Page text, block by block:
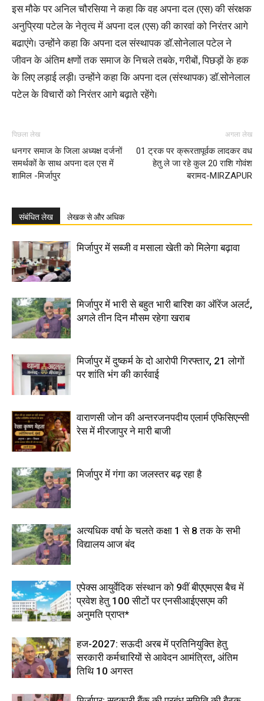
इस मौके पर अनिल चौरसिया ने कहा कि वह अपना दल (एस) की संरक्षक
अनुप्रिया पटेल के नेतृत्व में अपना दल (एस) की कारवां को निरंतर आगे
बढाएंगे। उन्होंने कहा कि अपना दल संस्थापक डॉ.सोनेलाल पटेल ने
जीवन के अंतिम क्षणों तक समाज के निचले तबके, गरीबों, पिछड़ों के हक
के लिए लड़ाई लड़ी। उन्होंने कहा कि अपना दल (संस्थापक) डॉ.सोनेलाल
पटेल के विचारों को निरंतर आगे बढ़ाते रहेंगे।
पिछला लेख
धनगर समाज के जिला अध्यक्ष दर्जनों
समर्थकों के साथ अपना दल एस में
शामिल -मिर्जापुर
अगला लेख
01 ट्रक पर क्रूरतापूर्वक लादकर वध
हेतु ले जा रहे कुल 20 राशि गोवंश
बरामद-MIRZAPUR
संबंधित लेख लेखक से और अधिक
मिर्जापुर में सब्जी व मसाला खेती को मिलेगा बढ़ावा
मिर्जापुर में भारी से बहुत भारी बारिश का ऑरेंज अलर्ट,
अगले तीन दिन मौसम रहेगा खराब
मिर्जापुर में दुष्कर्म के दो आरोपी गिरफ्तार, 21 लोगों
पर शांति भंग की कार्रवाई
वाराणसी जोन की अन्तरजनपदीय एलार्म एफिसिएन्सी
रेस में मीरजापुर ने मारी बाजी
मिर्जापुर में गंगा का जलस्तर बढ़ रहा है
अत्यधिक वर्षा के चलते कक्षा 1 से 8 तक के सभी
विद्यालय आज बंद
एपेक्स आयुर्वेदिक संस्थान को 9वीं बीएएमएस बैच में
प्रवेश हेतु 100 सीटों पर एनसीआईएसएम की
अनुमति प्राप्त*
हज-2027: सऊदी अरब में प्रतिनियुक्ति हेतु
सरकारी कर्मचारियों से आवेदन आमंत्रित, अंतिम
तिथि 10 अगस्त